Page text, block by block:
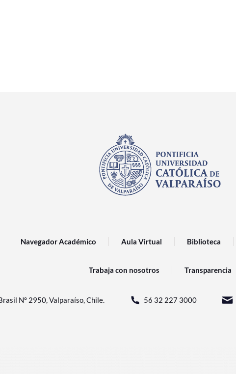
Navegador Académico Aula Virtual Biblioteca
Trabaja con nosotros Transparencia
N° 2950, Valparaíso, Chile. 56 32 227 3000